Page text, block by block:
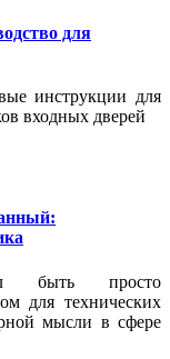
для
инструкции для
входных дверей
быть просто
для технических
мысли в сфере